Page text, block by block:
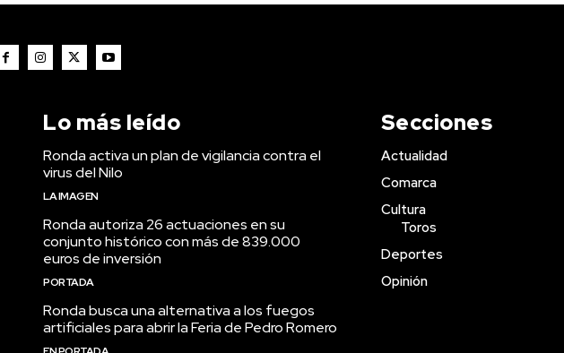
Lo más leído
Ronda activa un plan de vigilancia contra el
virus del Nilo
LA IMAGEN
Ronda autoriza 26 actuaciones en su
conjunto histórico con más de 839.000
euros de inversión
PORTADA
Ronda busca una alternativa a los fuegos
artificiales para abrir la Feria de Pedro Romero
Secciones
Actualidad
Comarca
Cultura
Toros
Deportes
Opinión